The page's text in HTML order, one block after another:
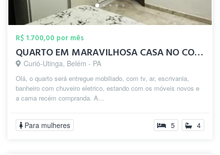
R$ 1.700,00 por mês
QUARTO EM MARAVILHOSA CASA NO CONJ JD IT...
Curió-Utinga, Belém - PA
Olá, o quarto será entregue mobiliado, com tv, ar, escrivania,
banheiro com chuveiro eletrico, estando com os móveis novos e
a cama recém compranda. A...
Para mulheres 5 4